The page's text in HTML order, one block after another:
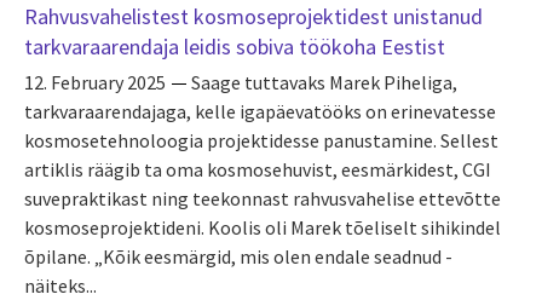
Rahvusvahelistest kosmoseprojektidest unistanud
tarkvaraarendaja leidis sobiva töökoha Eestist
12. February 2025
Saage tuttavaks Marek Piheliga,
tarkvaraarendajaga, kelle igapäevatööks on erinevatesse
kosmosetehnoloogia projektidesse panustamine. Sellest
artiklis räägib ta oma kosmosehuvist, eesmärkidest, CGI
suvepraktikast ning teekonnast rahvusvahelise ettevõtte
kosmoseprojektideni. Koolis oli Marek tõeliselt sihikindel
õpilane. „Kõik eesmärgid, mis olen endale seadnud -
näiteks...